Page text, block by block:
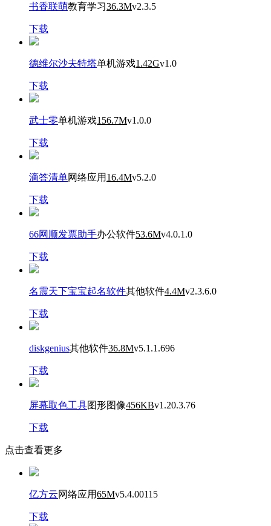
书香联萌教育学习36.3Mv2.3.5
下载
德维尔沙夫特塔单机游戏1.42Gv1.0
下载
武士零单机游戏156.7Mv1.0.0
下载
滴答清单网络应用 16.4Mv5.2.0
下载
66网顺发票助手办公软件53.6Mv4.0.1.0
下载
名震天下宝宝起名软件其他软件4.4Mv2.3.6.0
下载
diskgenius其他软件36.8Mv5.1.1.696
下载
屏幕取色工具图形图像456KBv1.20.3.76
下载
点击查看更多
亿方云网络应用65Mv5.4.00115
下载